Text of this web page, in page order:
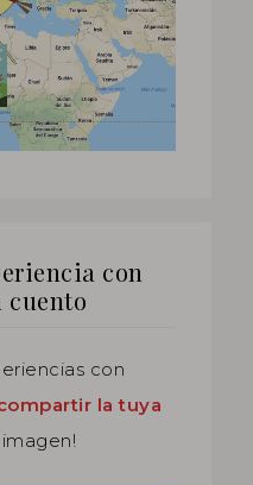
con
cuento
con
la tuya